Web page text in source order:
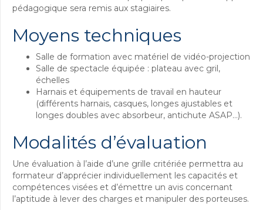
pédagogique sera remis aux stagiaires.
Moyens techniques
Salle de formation avec matériel de vidéo-projection
Salle de spectacle équipée : plateau avec gril,
échelles
Harnais et équipements de travail en hauteur
(différents harnais, casques, longes ajustables et
longes doubles avec absorbeur, antichute ASAP…).
Modalités d’évaluation
Une évaluation à l’aide d’une grille critériée permettra au
formateur d’apprécier individuellement les capacités et
compétences visées et d’émettre un avis concernant
l’aptitude à lever des charges et manipuler des porteuses.